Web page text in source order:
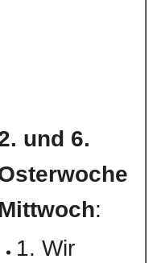
und 6.
:
1. Wir